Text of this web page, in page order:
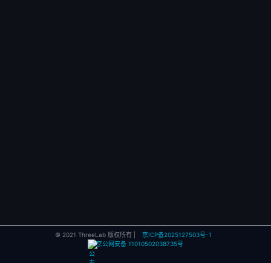
© 2021 ThreeLab 版权所有 |
京ICP备2025127503号-1
京公网安备 11010502038735号